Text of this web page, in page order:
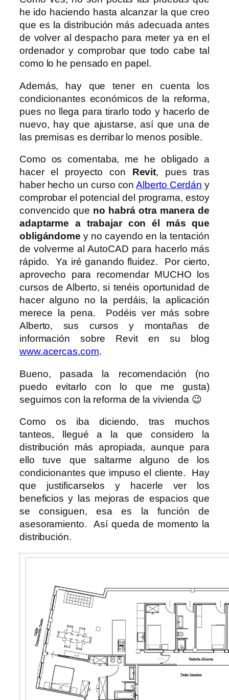
he ido haciendo hasta alcanzar la que creo
que es la distribución más adecuada antes
de volver al despacho para meter ya en el
ordenador y comprobar que todo cabe tal
como lo he pensado en papel.
Además, hay que tener en cuenta los
condicionantes económicos de la reforma,
pues no llega para tirarlo todo y hacerlo de
nuevo, hay que ajustarse, así que una de
las premisas es derribar lo menos posible.
Como os comentaba, me he obligado a
hacer el proyecto con Revit, pues tras
haber hecho un curso conAlberto Cerdán y
comprobar el potencial del programa, estoy
convencido que no habrá otra manera de
adaptarme a trabajar con él más que
obligándome y no cayendo en la tentación
de volverme al AutoCAD para hacerlo más
rápido. Ya iré ganando fluidez. Por cierto,
aprovecho para recomendar MUCHO los
cursos de Alberto, si tenéis oportunidad de
hacer alguno no la perdáis, la aplicación
merece la pena. Podéis ver más sobre
Alberto, sus cursos y montañas de
información sobre Revit en su blog
www.acercas.com.
Bueno, pasada la recomendación (no
puedo evitarlo con lo que me gusta)
seguimos con la reforma de la vivienda 😉
Como os iba diciendo, tras muchos
tanteos, llegué a la que considero la
distribución más apropiada, aunque para
ello tuve que saltarme alguno de los
condicionantes que impuso el cliente. Hay
que justificarselos y hacerle ver los
beneficios y las mejoras de espacios que
se consiguen, esa es la función de
asesoramiento. Así queda de momento la
distribución.